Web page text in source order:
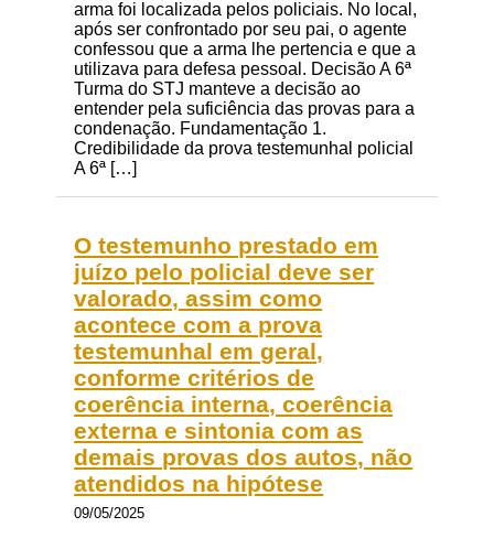
arma foi localizada pelos policiais. No local,
após ser confrontado por seu pai, o agente
confessou que a arma lhe pertencia e que a
utilizava para defesa pessoal. Decisão A 6ª
Turma do STJ manteve a decisão ao
entender pela suficiência das provas para a
condenação. Fundamentação 1.
Credibilidade da prova testemunhal policial
A 6ª […]
O testemunho prestado em
juízo pelo policial deve ser
valorado, assim como
acontece com a prova
testemunhal em geral,
conforme critérios de
coerência interna, coerência
externa e sintonia com as
demais provas dos autos, não
atendidos na hipótese
09/05/2025